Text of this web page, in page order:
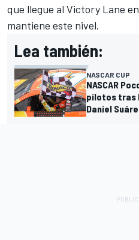
que llegue al Victory Lane
mantiene este nivel.
Lea también:
NASCAR CUP
NASCAR
pilotos tras
Daniel